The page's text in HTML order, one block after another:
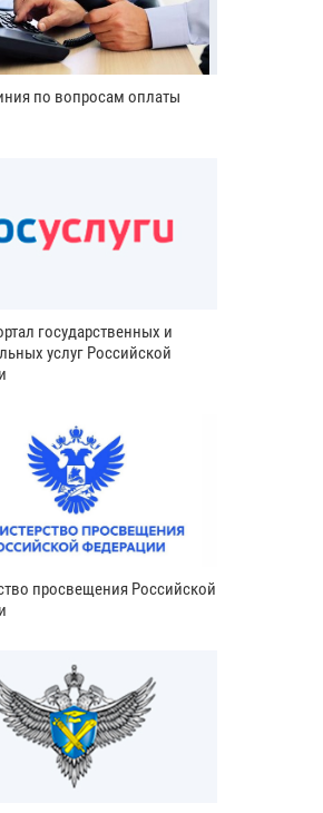
по вопросам оплаты
государственных и
услуг Российской
просвещения Российской